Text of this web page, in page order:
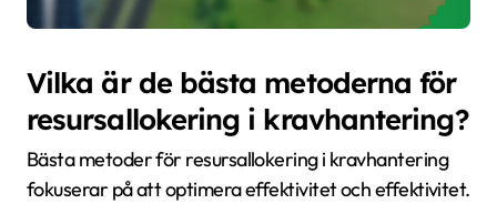
Vilka är de bästa metoderna för
resursallokering i kravhantering?
Bästa metoder för resursallokering i kravhantering
fokuserar på att optimera effektivitet och effektivitet.